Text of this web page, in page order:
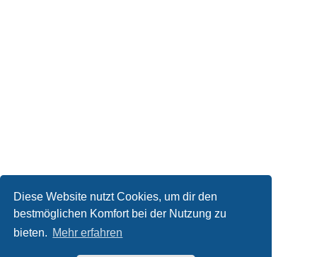
Diese Website nutzt Cookies, um dir den
bestmöglichen Komfort bei der Nutzung zu
bieten. Mehr erfahren